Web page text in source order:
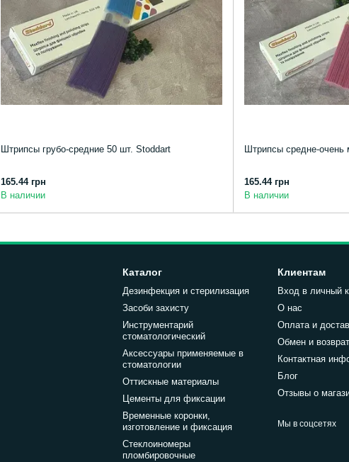
Штрипсы грубо-средние 50 шт. Stoddart
165.44 грн
В наличии
Штрипсы средне-очень
165.44 грн
В наличии
Каталог
Дезинфекция и стерилизация
Засоби захисту
Инструментарий
стоматологический
Аксессуары применяемые в
стоматологии
Оттискные материалы
Цементы для фиксации
Временные коронки,
изготовление и фиксация
Стеклоиномеры
пломбировочные
Клиентам
Вход в личный
О нас
Оплата и
Обмен и возврат
Контактная
Блог
Отзывы о
Мы в соцсетях